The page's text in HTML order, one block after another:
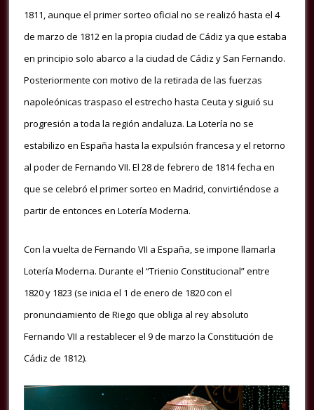
1811, aunque el primer sorteo oficial no se realizó hasta el 4
de marzo de 1812 en la propia ciudad de Cádiz ya que estaba
en principio solo abarco a la ciudad de Cádiz y San Fernando.
Posteriormente con motivo de la retirada de las fuerzas
napoleónicas traspaso el estrecho hasta Ceuta y siguió su
progresión a toda la región andaluza.La Lotería no se
estabilizo en España hasta la expulsión francesa y el retorno
al poder de Fernando VII. El 28 de febrero de 1814 fecha en
que se celebró el primer sorteo en Madrid, convirtiéndose a
partir de entonces en Lotería Moderna.
Con la vuelta de Fernando VII a España, se impone llamarla
Lotería Moderna. Durante el “Trienio Constitucional” entre
1820 y 1823 (se inicia el 1 de enero de 1820 con el
pronunciamiento de Riego que obliga al rey absoluto
Fernando VII a restablecer el 9 de marzo la Constitución de
Cádiz de 1812).